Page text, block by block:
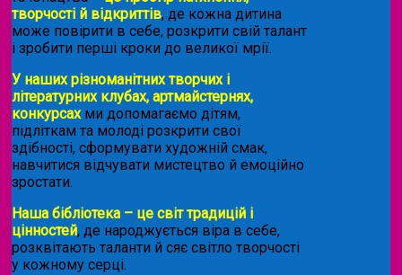
творчості й відкриттів, де кожна дитина
може повірити в себе, розкрити свій талант
і зробити перші кроки до великої мрії.
У наших різноманітних творчих і
літературних клубах, артмайстернях,
конкурсахми допомагаємо дітям,
підліткам та молоді розкрити свої
здібності, сформувати художній смак,
навчитися відчувати мистецтво й емоційно
зростати.
Наша бібліотека – це світ традицій і
цінностей, де народжується віра в себе,
розквітають таланти й сяє світло творчості
у кожному серці.